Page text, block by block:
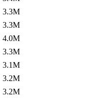
3.3M
3.3M
4.0M
3.3M
3.1M
3.2M
3.2M